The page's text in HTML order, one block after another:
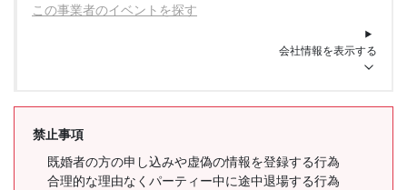
この事業者のイベントを探す
会社情報を表示する
禁止事項
既婚者の方の申し込みや虚偽の情報を登録する行為
合理的な理由なくパーティー中に途中退場する行為